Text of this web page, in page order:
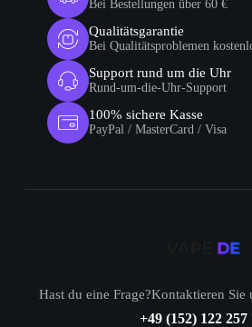
Bei Bestellungen über 60 €
Qualitätsgarantie
Bei Qualitätsproblemen
Support rund um die Uhr
Rund-um-die-Uhr-Support
100% sichere Kasse
PayPal / MasterCard / Visa
Hast du eine Frage?Kontaktieren Sie
+49 (152) 122 257